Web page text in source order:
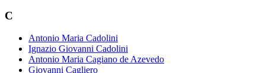
C
Antonio Maria Cadolini
Ignazio Giovanni Cadolini
Antonio Maria Cagiano de Azevedo
Giovanni Cagliero